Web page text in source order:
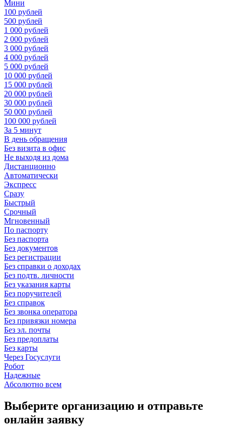
Мини
100 рублей
500 рублей
1 000 рублей
2 000 рублей
3 000 рублей
4 000 рублей
5 000 рублей
10 000 рублей
15 000 рублей
20 000 рублей
30 000 рублей
50 000 рублей
100 000 рублей
За 5 минут
В день обращения
Без визита в офис
Не выходя из дома
Дистанционно
Автоматически
Экспресс
Сразу
Быстрый
Срочный
Мгновенный
По паспорту
Без паспорта
Без документов
Без регистрации
Без справки о доходах
Без подтв. личности
Без указания карты
Без поручителей
Без справок
Без звонка оператора
Без привязки номера
Без эл. почты
Без предоплаты
Без карты
Через Госуслуги
Робот
Надежные
Абсолютно всем
Выберите организацию и отправьте
онлайн заявку